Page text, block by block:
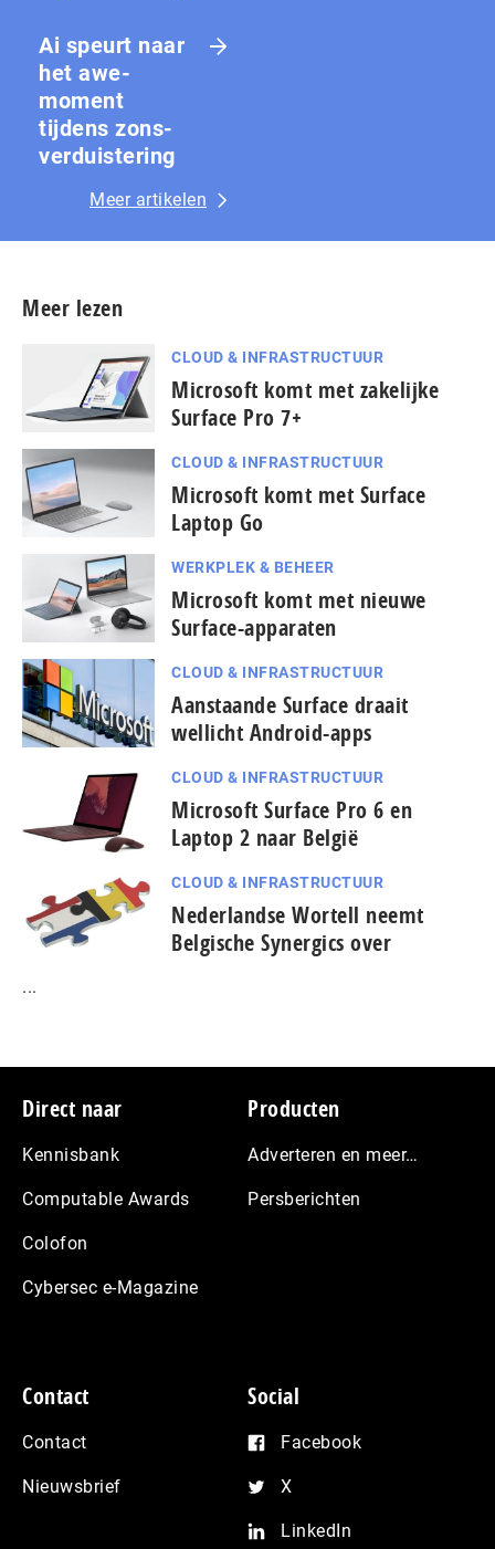
Ai speurt naar
het awe-
moment
tijdens zons­
ver­duis­te­ring
Meer artikelen
Meer lezen
CLOUD & INFRASTRUCTUUR
Microsoft komt met zakelijke
Surface Pro 7+
CLOUD & INFRASTRUCTUUR
Microsoft komt met Surface
Laptop Go
WERKPLEK & BEHEER
Microsoft komt met nieuwe
Surface-apparaten
CLOUD & INFRASTRUCTUUR
Aanstaande Surface draait
wellicht Android-apps
CLOUD & INFRASTRUCTUUR
Microsoft Surface Pro 6 en
Laptop 2 naar België
CLOUD & INFRASTRUCTUUR
Nederlandse Wortell neemt
Belgische Synergics over
...
Footer
Direct naar
Kennisbank
Computable Awards
Colofon
Cybersec e-Magazine
Producten
Adverteren en meer…
Persberichten
Contact
Contact
Nieuwsbrief
Social
Facebook
X
LinkedIn